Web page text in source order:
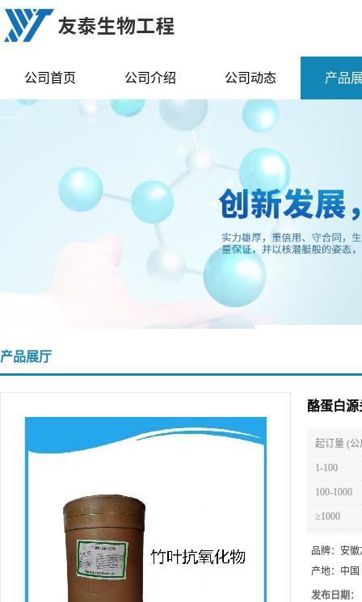
公司首页 公司介绍 公司动态 产品
产品展厅
酪蛋白
起订量 (公
1-100
100-1000
≥1000
品牌： 安徽
产地： 中国
发布日期：